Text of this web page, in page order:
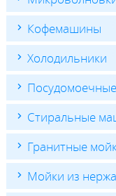
Кофемашины
Холодильники
Стиральные
Гранитные
Мойки из